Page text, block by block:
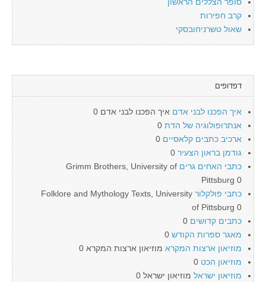
קרב חפירות
שאול טשרניחובסקי
דפדופים
איך הפכנו לבני אדם איך הפכנו לבני אדם 0
אנתרופולוגיה של הדת
ארכיב כתבים קלאסיים
גודמן בראון הצעיר
כתבי האחים גרים Grimm Brothers, University of
Pittsburg 0
כתבי פולקלור Folklore and Mythology Texts, University
of Pittsburg 0
כתבים קדושים
מאגר ספרות הקודש
מוזיאון ארצות המקרא מוזיאון ארצות המקרא 0
מוזיאון הכט
מוזיאון ישראל מוזיאון ישראל 0